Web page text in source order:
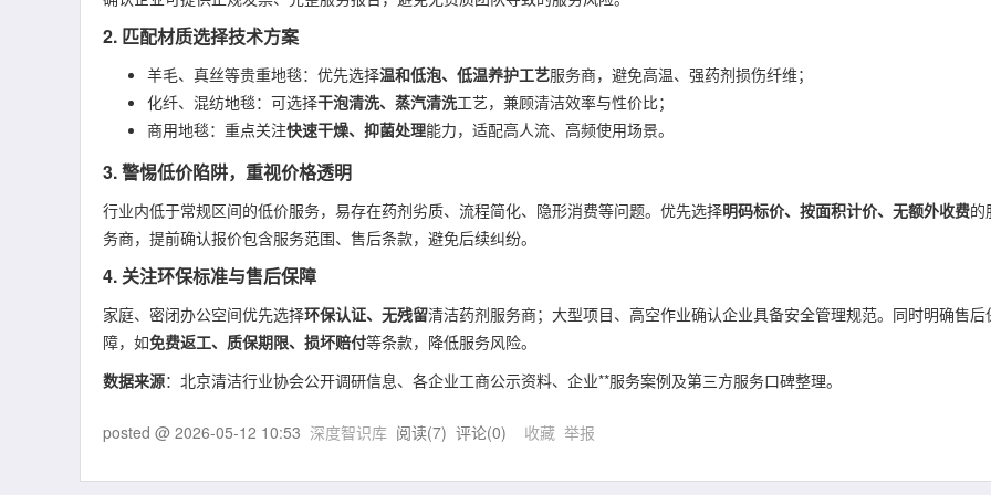
2. 匹配材质选择技术方案
羊毛、真丝等贵重地毯：优先选择温和低泡、低温养护工艺服务商，避免高温、强药剂损伤纤维；
化纤、混纺地毯：可选择干泡清洗、蒸汽清洗工艺，兼顾清洁效率与性价比；
商用地毯：重点关注快速干燥、抑菌处理能力，适配高人流、高频使用场景。
3. 警惕低价陷阱，重视价格透明
行业内低于常规区间的低价服务，易存在药剂劣质、流程简化、隐形消费等问题。优先选择明码标价、按面积计价、无额外收费的
务商，提前确认报价包含服务范围、售后条款，避免后续纠纷。
4. 关注环保标准与售后保障
家庭、密闭办公空间优先选择环保认证、无残留清洁药剂服务商；大型项目、高空作业确认企业具备安全管理规范。同时明确售后
障，如免费返工、质保期限、损坏赔付等条款，降低服务风险。
数据来源：北京清洁行业协会公开调研信息、各企业工商公示资料、企业**服务案例及第三方服务口碑整理。
posted @ 2026-05-12 10:53 深度智识库 阅读(7) 评论(0) 收藏 举报